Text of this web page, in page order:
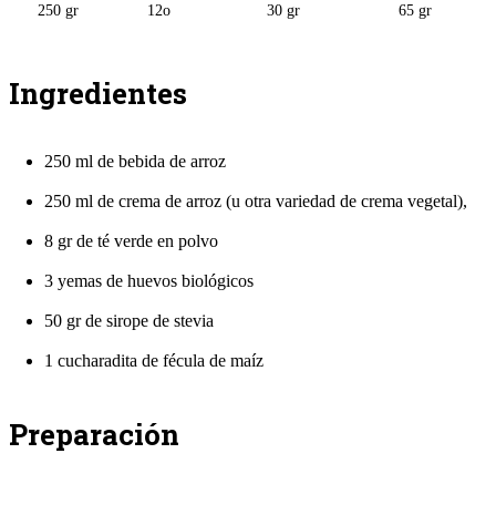
250 gr 12o 30 gr 65 gr
Ingredientes
250 ml de bebida de arroz
250 ml de crema de arroz (u otra variedad de crema vegetal),
8 gr de té verde en polvo
3 yemas de huevos biológicos
50 gr de sirope de stevia
1 cucharadita de fécula de maíz
Preparación